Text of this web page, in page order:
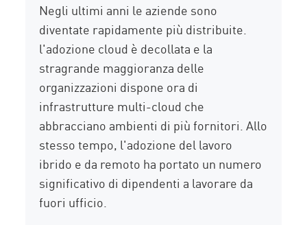
Negli ultimi anni le aziende sono
diventate rapidamente più distribuite.
l'adozione cloud è decollata e la
stragrande maggioranza delle
organizzazioni dispone ora di
infrastrutture multi-cloud che
abbracciano ambienti di più fornitori. Allo
stesso tempo, l'adozione del lavoro
ibrido e da remoto ha portato un numero
significativo di dipendenti a lavorare da
fuori ufficio.